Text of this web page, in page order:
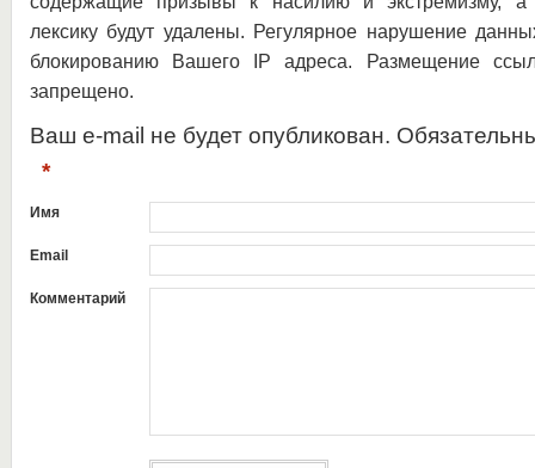
лексику будут удалены. Регулярное нарушение
блокированию Вашего IP адреса. Размещение
запрещено.
Ваш e-mail не будет опубликован.
*
Имя
Email
Комментарий